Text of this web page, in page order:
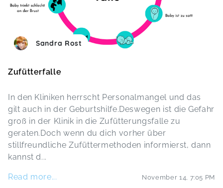
Sandra Rost
Zufütterfalle
In den Kliniken herrscht Personalmangel und das
gilt auch in der Geburtshilfe.Deswegen ist die Gefahr
groß in der Klinik in die Zufütterungsfalle zu
geraten.Doch wenn du dich vorher über
stillfreundliche Zufüttermethoden informierst, dann
kannst d...
Read more... November 14 7:05 PM